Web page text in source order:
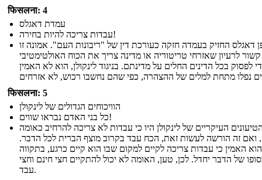
फिसलना: 4
עמדת דאגלס
עבדות צריכה להיות בחירה!
דאגלס החזיק בעמדה חזקה כעורכת דין של "ריבונות העם". אמונה זו
לרעיון שאזרחי טריטוריה או מדינה צריך את הכוח האולטימטיבי
לפסוק בכל הדינים החלים על מדינתם. בניגוד לינקולן, הוא לא האמין
फिसलना: 5
הוויכוחים הגדולים של לינקולן
כל בני האדם נבראו שווים!
העיקריים של לינקולן היו כי עבדות לא צריכה להרחיב כאומה
זה הורשה לעשות זאת, הכח עבד בקרוב מוצף הברית לכל הדבר.
האמין כי עבדות צריכה לקיים למקום שבו הוא קיים כרגע, בתקווה
של הדבר יחדל. לכן, טען, האומה לא יכול להתקיים חצי חינם וחצי
עבד.